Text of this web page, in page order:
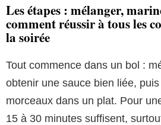
Les étapes : mélanger,
comment réussir à tous les
la soirée
Tout commence dans un bol :
obtenir une sauce bien liée,
morceaux dans un plat. Pour
15 à 30 minutes suffisent,